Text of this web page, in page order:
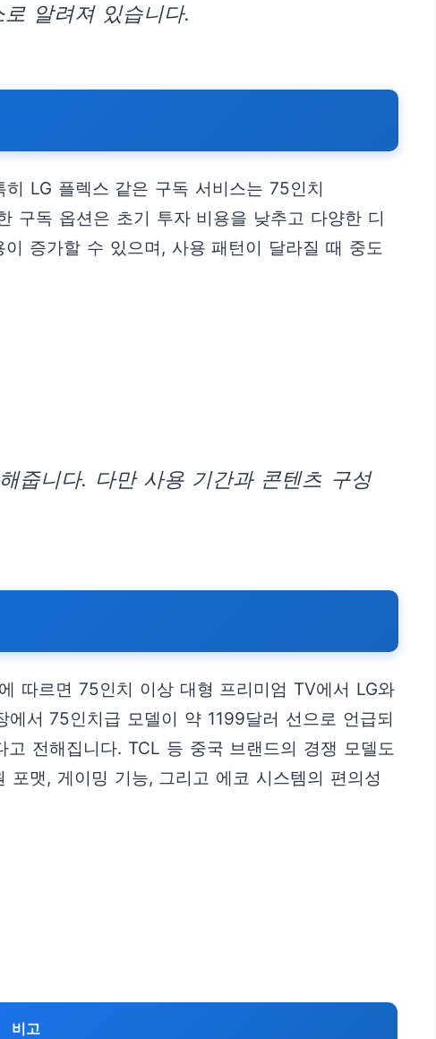
알려져 있습니다.
LG 플렉스 같은 구독 서비스는 75인치
구독 옵션은 초기 투자 비용을 낮추고 다양한 디
증가할 수 있으며, 사용 패턴이 달라질 때 중도
줍니다. 다만 사용 기간과 콘텐츠 구성
따르면 75인치 이상 대형 프리미엄 TV에서 LG와
서 75인치급 모델이 약 1199달러 선으로 언급되
전해집니다. TCL 등 중국 브랜드의 경쟁 모델도
맷, 게이밍 기능, 그리고 에코 시스템의 편의성
비고